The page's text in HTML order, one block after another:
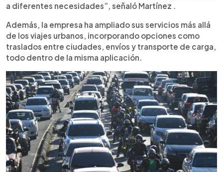
a diferentes necesidades”, señaló Martínez .
Además, la empresa ha ampliado sus servicios más allá
de los viajes urbanos, incorporando opciones como
traslados entre ciudades, envíos y transporte de carga,
todo dentro de la misma aplicación.